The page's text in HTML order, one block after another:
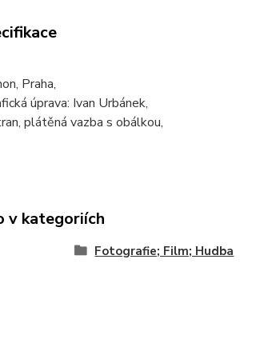
Praha,
úprava: Ivan Urbánek,
plátěná vazba s obálkou,
v kategoriích
Fotografie; Film; Hudba